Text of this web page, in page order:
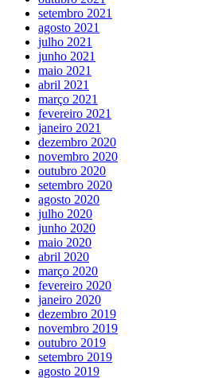
setembro 2021
agosto 2021
julho 2021
junho 2021
maio 2021
abril 2021
março 2021
fevereiro 2021
janeiro 2021
dezembro 2020
novembro 2020
outubro 2020
setembro 2020
agosto 2020
julho 2020
junho 2020
maio 2020
abril 2020
março 2020
fevereiro 2020
janeiro 2020
dezembro 2019
novembro 2019
outubro 2019
setembro 2019
agosto 2019